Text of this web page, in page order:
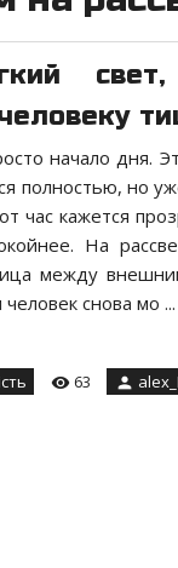
начало дня.
полностью, но
час кажется
На
между
человек снова мо ...
63